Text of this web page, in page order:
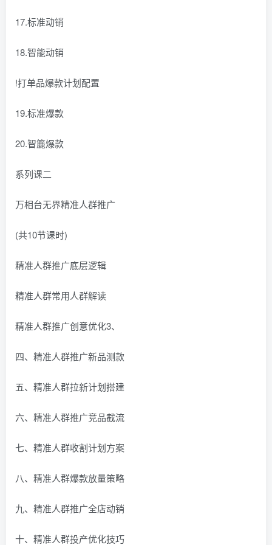
17.标准动销
18.智能动销
!打单品爆款计划配置
19.标准爆款
20.智簏爆款
系列课二
万相台无界精准人群推广
(共10节课时)
精准人群推广底层逻辑
精准人群常用人群解读
精准人群推广创意优化3、
四、精准人群推广新品测款
五、精准人群拉新计划搭建
六、精准人群推广竞品截流
七、精准人群收割计划方案
八、精准人群爆款放量策略
九、精准人群推广全店动销
十、精准人群投产优化技巧